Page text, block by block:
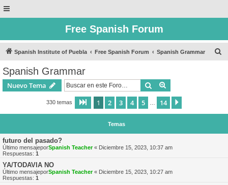
Free Spanish Forum
Spanish Institute of Puebla Free Spanish Forum Spanish Grammar
Spanish Grammar
Nuevo Tema Buscar
330 temas Página de 14
1 2 3 4 5 14
Temas
futuro del pasado?
Último mensajeporSpanish Teacher« Diciembre 15, 2023, 10:37 am
Respuestas: 1
YA/TODAVIA NO
Último mensajeporSpanish Teacher« Diciembre 15, 2023, 10:27 am
Respuestas: 1